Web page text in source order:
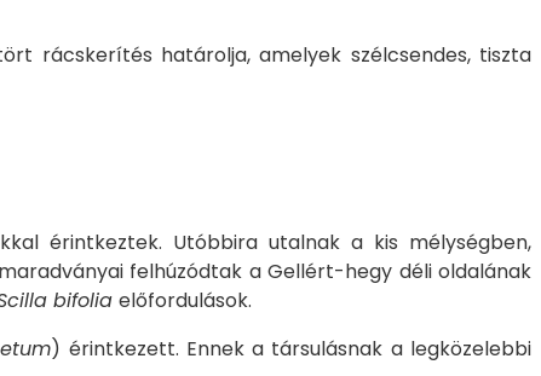
rácskerítés határolja, amelyek szélcsendes, tiszta
érintkeztek. Utóbbira utalnak a kis mélységben,
maradványai felhúzódtak a Gellért-hegy déli oldalának
bifolia előfordulások.
) érintkezett. Ennek a társulásnak a legközelebbi